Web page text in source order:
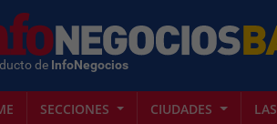
de InfoNegocios
SECCIONES CIUDADES